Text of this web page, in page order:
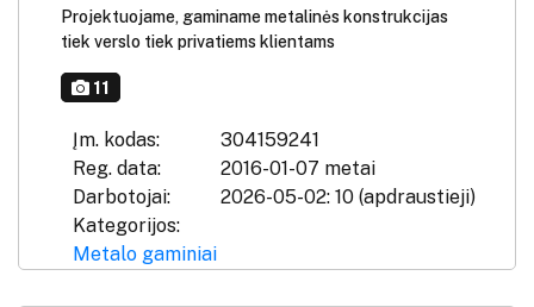
Projektuojame, gaminame metalinės konstrukcijas
tiek verslo tiek privatiems klientams
11
Įm. kodas:
304159241
Reg. data:
2016-01-07 metai
Darbotojai:
2026-05-02: 10 (apdraustieji)
Kategorijos:
Metalo gaminiai